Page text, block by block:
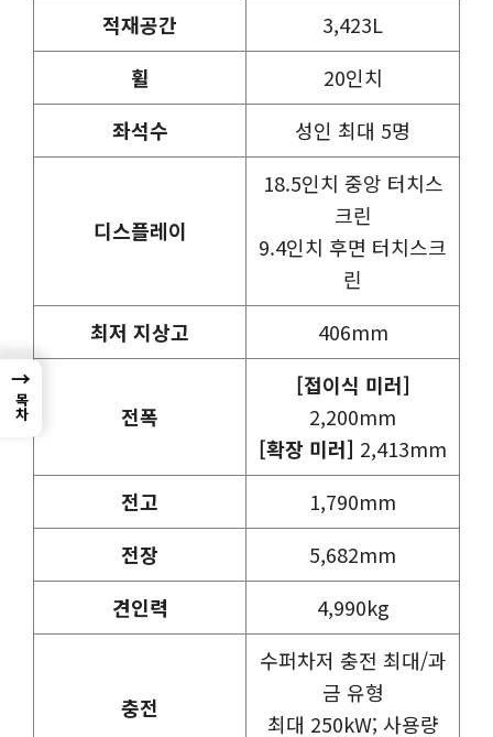
적재공간
3,423L
휠
20인치
좌석수
성인 최대 5명
디스플레이
18.5인치 중앙 터치스
크린
9.4인치 후면 터치스크
린
최저 지상고
406mm
전폭
[접이식 미러]
2,200mm
[확장 미러] 2,413mm
전고
1,790mm
전장
5,682mm
견인력
4,990kg
충전
수퍼차저 충전 최대/과
금 유형
최대 250kW; 사용량
→
목차